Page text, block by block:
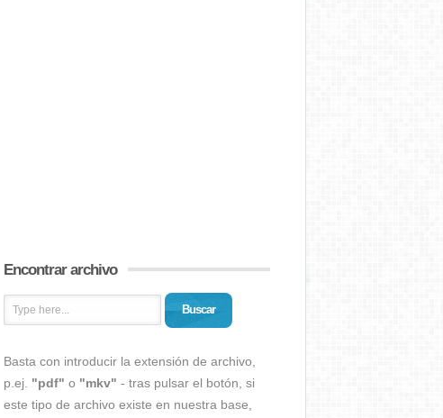
Encontrar archivo
Buscar
Basta con introducir la extensión de archivo,
p.ej. "pdf" o "mkv" - tras pulsar el botón, si
este tipo de archivo existe en nuestra base,